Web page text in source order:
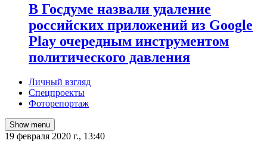
В Госдуме назвали удаление
российских приложений из Google
Play очередным инструментом
политического давления
Личный взгляд
Спецпроекты
Фоторепортаж
Show menu
19 февраля 2020 г., 13:40